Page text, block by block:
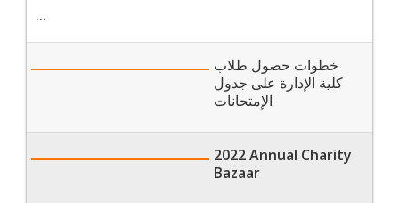
…
خطوات حصول طلاب
كلية الإدارة على جدول
الإمتحانات
2022 Annual Charity
Bazaar